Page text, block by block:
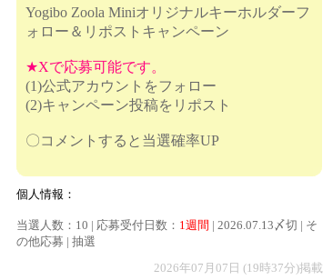
Yogibo Zoola Miniオリジナルキーホルダーフ
ォロー＆リポストキャンペーン
★Xで応募可能です。
(1)公式アカウントをフォロー
(2)キャンペーン投稿をリポスト
〇コメントすると当選確率UP
個人情報：
当選人数：10 | 応募受付日数： 1週間 | 2026.07.13〆切 | そ
の他応募 | 抽選
2026年07月07日 (19時37分)掲載